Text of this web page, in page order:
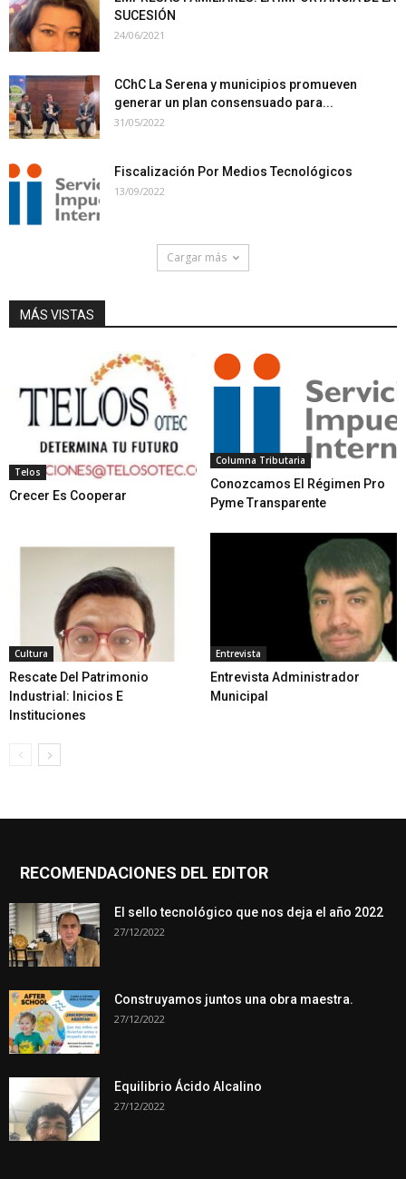
SUCESIÓN
24/06/2021
CChC La Serena y municipios promueven
generar un plan consensuado para...
31/05/2022
Fiscalización Por Medios Tecnológicos
13/09/2022
Cargar más
MÁS VISTAS
Telos
Crecer Es Cooperar
Columna Tributaria
Conozcamos El Régimen Pro
Pyme Transparente
Cultura
Rescate Del Patrimonio
Industrial: Inicios E
Instituciones
Entrevista
Entrevista Administrador
Municipal
RECOMENDACIONES DEL EDITOR
El sello tecnológico que nos deja el año 2022
27/12/2022
Construyamos juntos una obra maestra.
27/12/2022
Equilibrio Ácido Alcalino
27/12/2022